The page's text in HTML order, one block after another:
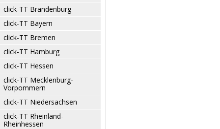
click-TT Brandenburg
click-TT Bayern
click-TT Bremen
click-TT Hamburg
click-TT Hessen
click-TT Mecklenburg-
Vorpommern
click-TT Niedersachsen
click-TT Rheinland-
Rheinhessen